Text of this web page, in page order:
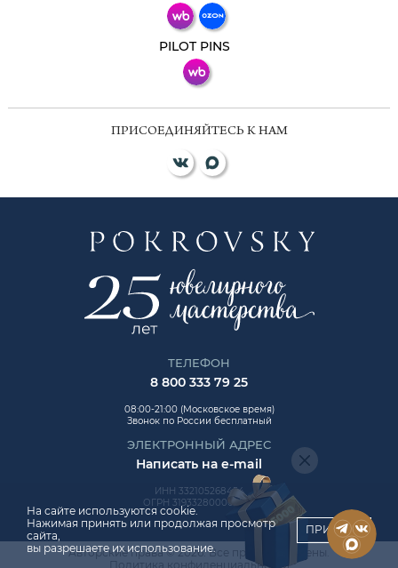
PILOT PINS
ПРИСОЕДИНЯЙТЕСЬ К НАМ
ТЕЛЕФОН
8 800 333 79 25
08:00-21:00 (Московское время)
Звонок по России бесплатный
ЭЛЕКТРОННЫЙ АДРЕС
Написать на e-mail
ИНН 332105268454
ОГРН 319332800006992
Авторские права © 2026. Все права защищены.
Политика конфиденциальности
На сайте используются cookie.
Нажимая принять или продолжая просмотр
сайта,
вы разрешаете их использование.
ПРИНЯТЬ
ChatApp